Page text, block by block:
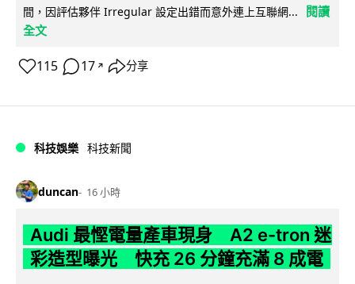
間，因評估夥伴 Irregular 設定出錯而意外連上互聯網...
閱讀
全文
115 17 ↗ 分享
科技娛樂 科技新聞
duncan 16 小時
Audi 最慳電量產車現身 A2 e-tron 迷
彩造型曝光 快充 26 分鐘充滿 8 成電